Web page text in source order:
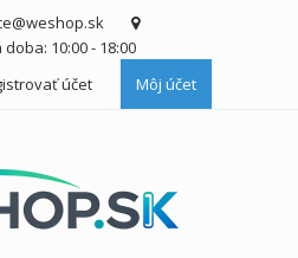
10:00 - 18:00
účet Môj účet